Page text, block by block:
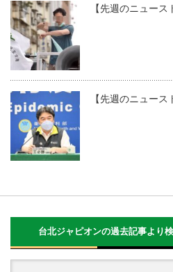
【先週のニュース
【先週のニュース
台北ジャピオンの過去記事より